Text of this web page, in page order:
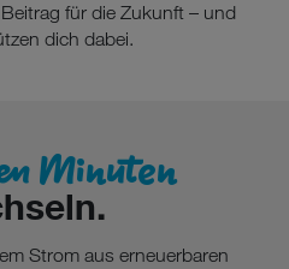
für die Zukunft – und
dich dabei.
Minuten
Strom aus erneuerbaren